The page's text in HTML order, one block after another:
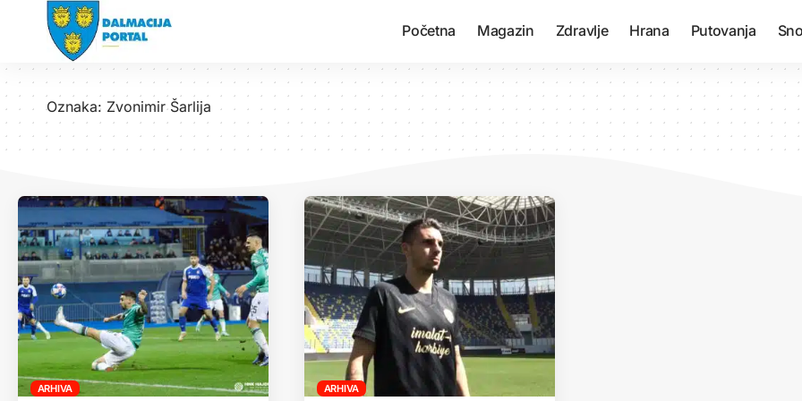
Početna Magazin Zdravlje Hrana Putovanja
Oznaka: Zvonimir Šarlija
ARHIVA ARHIVA